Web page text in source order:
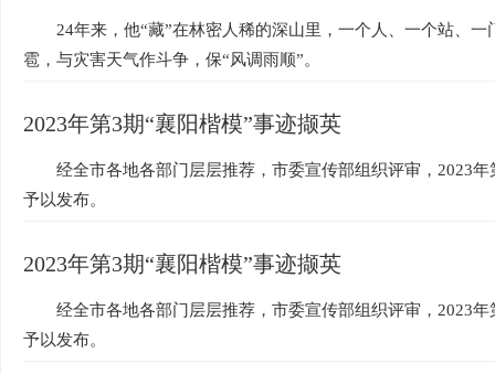
24年来，他“藏”在林密人稀的深山里，一个人、一个站、
雹，与灾害天气作斗争，保“风调雨顺”。
2023年第3期“襄阳楷模”事迹撷英
经全市各地各部门层层推荐，市委宣传部组织评审，2023
予以发布。
2023年第3期“襄阳楷模”事迹撷英
经全市各地各部门层层推荐，市委宣传部组织评审，2023
予以发布。